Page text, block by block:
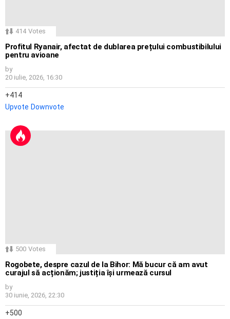
414 Votes
Profitul Ryanair, afectat de dublarea prețului combustibilului
pentru avioane
by
20 iulie, 2026, 16:30
414
Upvote Downvote
500 Votes
Rogobete, despre cazul de la Bihor: Mă bucur că am avut
curajul să acționăm; justiția își urmează cursul
by
30 iunie, 2026, 22:30
500